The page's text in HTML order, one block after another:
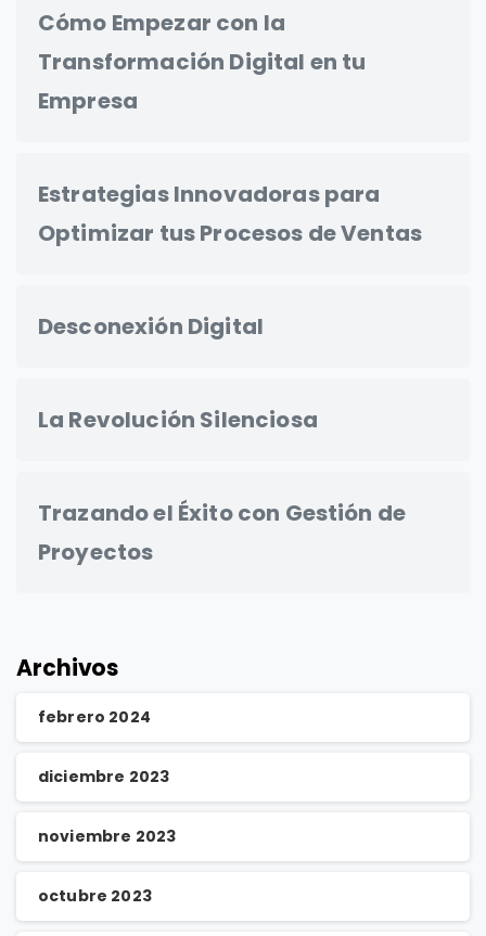
Cómo Empezar con la
Transformación Digital en tu
Empresa
Estrategias Innovadoras para
Optimizar tus Procesos de Ventas
Desconexión Digital
La Revolución Silenciosa
Trazando el Éxito con Gestión de
Proyectos
Archivos
febrero 2024
diciembre 2023
noviembre 2023
octubre 2023